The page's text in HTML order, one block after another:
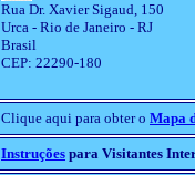
Rua Dr. Xavier Sigaud, 150
Urca - Rio de Janeiro - RJ
Brasil
CEP: 22290-180
Clique aqui para obter o Mapa
Instruções para Visitantes